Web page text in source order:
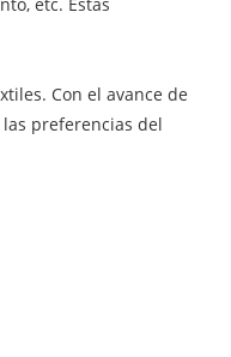
Con el avance de
preferencias del